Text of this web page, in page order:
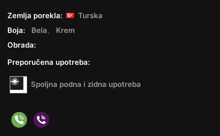
Zemlja porekla:
Turska
Boja:
Bela
Krem
Obrada:
Preporučena upotreba:
Spoljna podna i zidna upotreba